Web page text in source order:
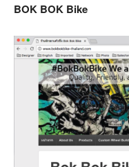
BOK BOK Bike